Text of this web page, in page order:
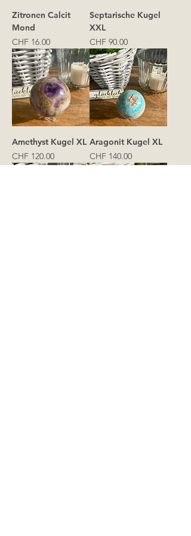
Zitronen Calcit
Mond
Preis
CHF 16.00
Septarische Kugel
XXL
Preis
CHF 90.00
Amethyst Kugel XL
Preis
CHF 120.00
Aragonit Kugel XL
Preis
CHF 140.00